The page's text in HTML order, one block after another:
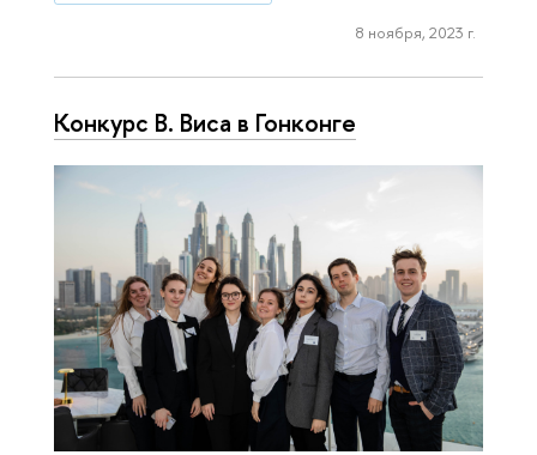
8 ноября, 2023 г.
Конкурс В. Виса в Гонконге